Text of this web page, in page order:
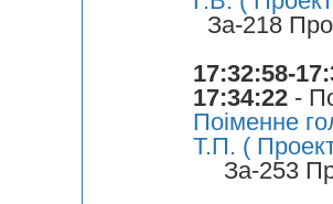
За-218
17:32:58-
17:34:22 -
Поіменне
Т.П. (
За-253